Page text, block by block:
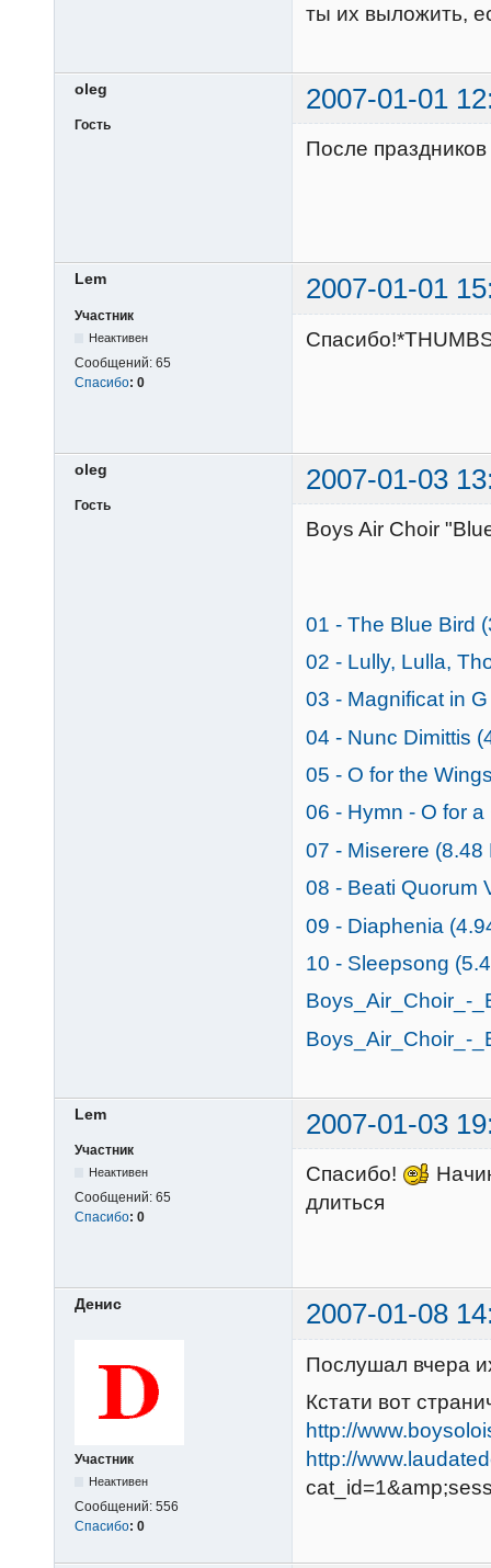
ты их выложить,
oleg 2007-01-01
Гость
После
Lem 2007-01-01
Участник
Неактивен
Сообщений: 65
Спасибо: 0
oleg 2007-01-03
Гость
Boys Air Choir
01 - The Blue Bird
02 - Lully, Lulla,
03 - Magnificat in
04 - Nunc Dimittis
05 - O for the
06 - Hymn - O for
07 - Miserere (8.48
08 - Beati Quorum
09 - Diaphenia
10 - Sleepsong
Boys_Air_Choir_-
Boys_Air_Choir_-
Lem 2007-01-03
Участник
Неактивен
Сообщений: 65
Спасибо: 0
Спасибо!
длиться
Денис 2007-01-08
Участник
Неактивен
Сообщений: 556
Спасибо: 0
Послушал вчера
Кстати вот
http://
http://